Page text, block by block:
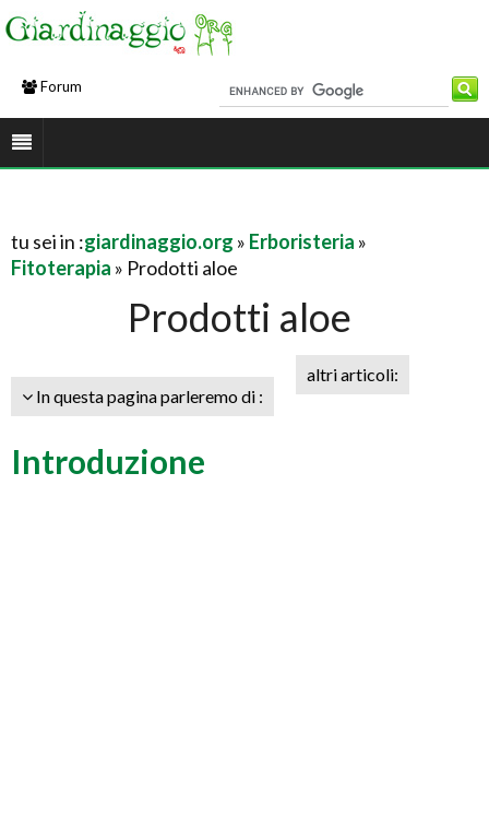
Forum
tu sei in :giardinaggio.org » Erboristeria »
Fitoterapia » Prodotti aloe
Prodotti aloe
In questa pagina parleremo di :
altri articoli:
Introduzione